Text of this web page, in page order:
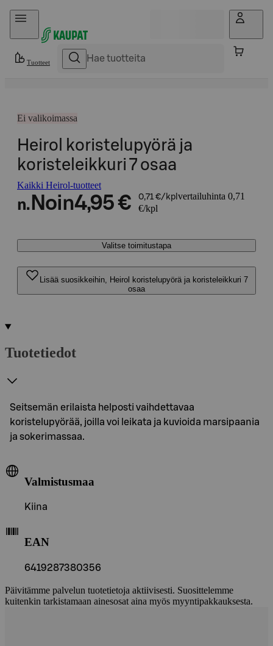
Hyppää sisältöön
Tuotteet
Ei valikoimassa
Heirol koristelupyörä ja
koristeleikkuri 7 osaa
Kaikki Heirol-tuotteet
n. Noin4,95 € 0,71 €/kpl vertailuhinta 0,71
€/kpl
Valitse toimitustapa
Lisää suosikkeihin, Heirol koristelupyörä ja koristeleikkuri 7
osaa
Tuotetiedot
Seitsemän erilaista helposti vaihdettavaa
koristelupyörää, joilla voi leikata ja kuvioida marsipaania
ja sokerimassaa.
Valmistusmaa
Kiina
EAN
6419287380356
Päivitämme palvelun tuotetietoja aktiivisesti. Suosittelemme
kuitenkin tarkistamaan ainesosat aina myös myyntipakkauksesta.